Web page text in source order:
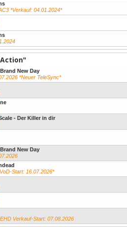
*Verkauf: 04.01.2024*
New Day
*Neuer TeleSync*
- Der Killer in dir
New Day
Start: 16.07.2026*
Verkauf-Start: 07.08.2026